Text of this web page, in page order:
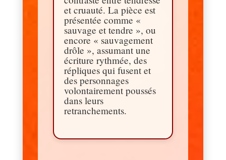
et cruauté. La pièce est
présentée comme «
sauvage et tendre », ou
encore « sauvagement
drôle », assumant une
écriture rythmée, des
répliques qui fusent et
des personnages
volontairement poussés
dans leurs
retranchements.